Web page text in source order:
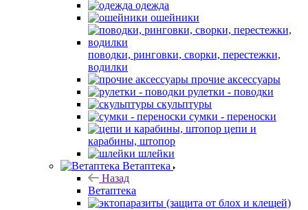
одежда
ошейники
поводки, ринговки, сворки, перестежки,
водилки
прочие аксессуары
рулетки - поводки
скульптуры
сумки - переноски
цепи и
карабины, штопор
шлейки
Ветаптека
Назад
Ветаптека